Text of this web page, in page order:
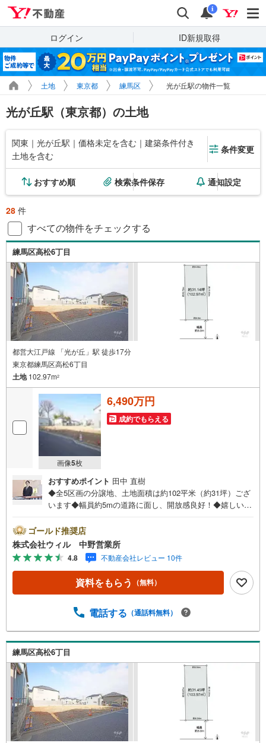
検索 通知
i
ログイン ID新規取得
土地 東京都 練馬区 光が丘駅の物件一覧
光が丘駅（東京都）の土地
関東｜光が丘駅｜価格未定を含む｜建築条件付き
土地を含む
条件変更
おすすめ順 検索条件保存 通知設定
28 件
すべての物件をチェックする
練馬区高松6丁目
都営大江戸線 「光が丘」駅 徒歩17分
東京都練馬区高松6丁目
土地102.97m2
画像5枚
6,490万円
成約でもらえる
おすすめポイント 田中 直樹
◆全5区画の分譲地、土地面積は約102平米（約31坪）ござ
います◆幅員約5mの道路に面し、開放感良好！◆嬉しい南
家族のライフスタイルにあったお住まいをご建築くださ
い！◆住環境に配慮された第一種低層住居専用地域の閑静
な住宅街！◆敷地を有効的に使え、住宅の設計プランが立
てやすい整形地！◆「北原小学校」まで徒歩約7分、お子様
も無理なく通学できます◆「オーケー土支田店」まで徒歩
約7分！日々のお買い物に便利！◆ちょっとしたお買い物
【営業時間 10:00～19:00】上記時間はお電話が繋がりやす
学される場合は「室内・現地を見学する（無料）」ボタン
よりご希望の日時をご記入いただけますとスムーズにご案
内が可能です。【ウィル不動産販売はここが強み】（1）住
宅ローンに精通したローン専門部署があります！（2）施工
実績多数のリフォーム部門も社内にあります！（3）定休日
なし！
ゴールド推奨店
株式会社ウィル 中野営業所
4.8 不動産会社レビュー 10件
資料をもらう （無料）
電話する （通話料無料）
練馬区高松6丁目